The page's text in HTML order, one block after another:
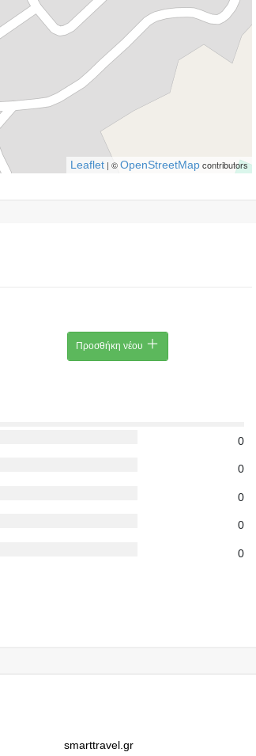
Leaflet | ©OpenStreetMapcontributors
Προσθήκη νέου
0
0
0
0
0
smarttravel.gr